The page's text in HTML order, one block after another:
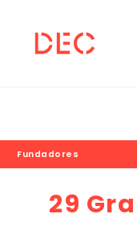
Fundadores
29